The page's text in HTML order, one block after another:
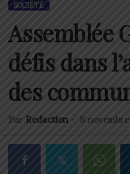
SOCIÉTÉ
Assemblée
défis dans
des
Par Redaction - 8